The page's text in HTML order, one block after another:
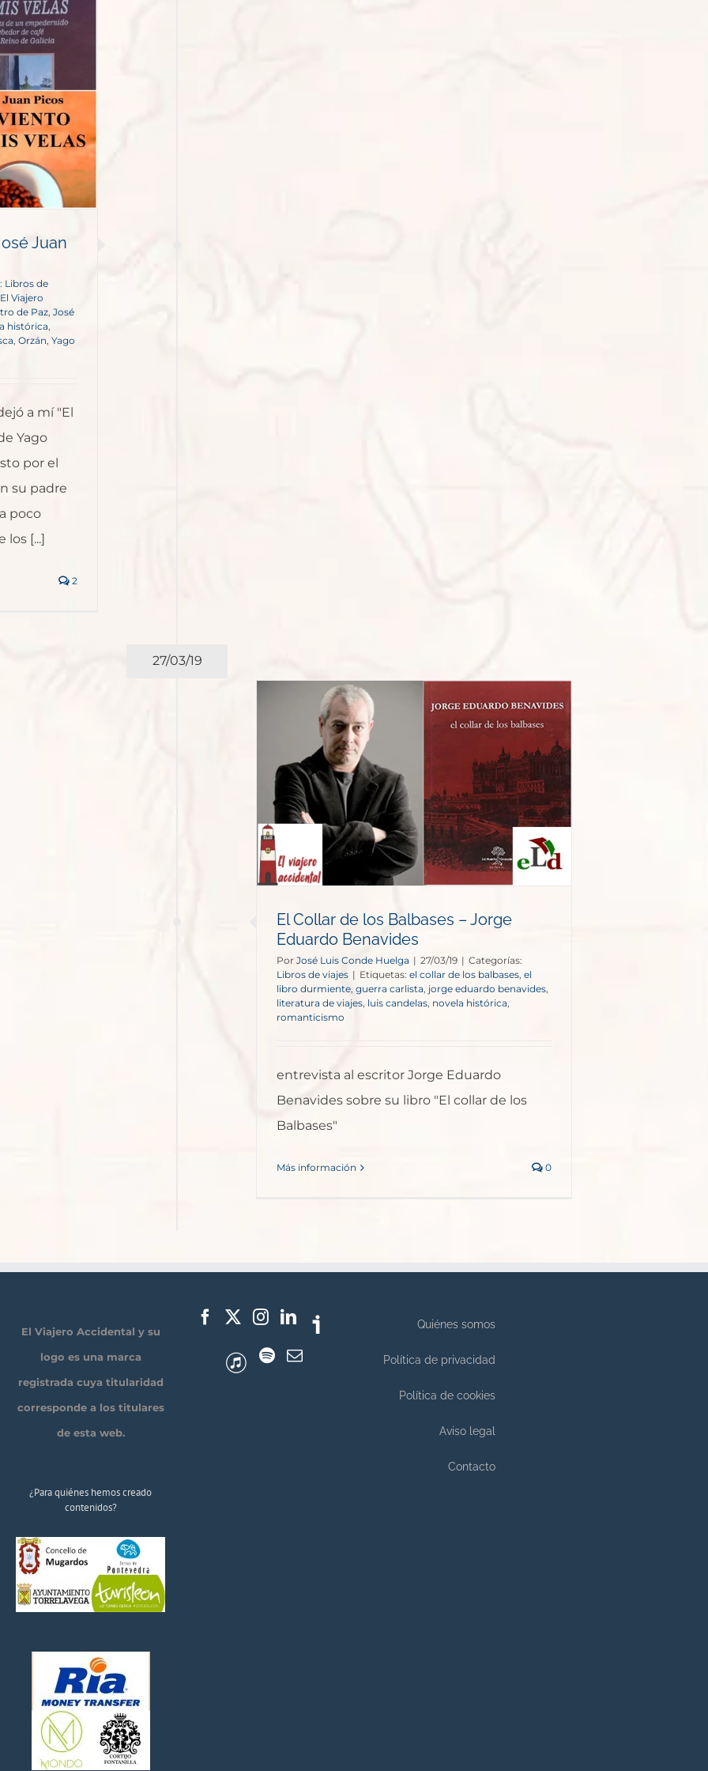
Juan
Libros de
El Viajero
de Paz, José
histórica,
Orzán Yago
a mí "El
Yago
por el
su padre
poco
los [...]
2
27/03/19
El Collar de los Balbases – Jorge
Eduardo Benavides
Por José Luis Conde Huelga | 27/03/19 | Categorías:
Libros de viajes | Etiquetas: el collar de los balbases, el
libro durmiente, guerra carlista, jorge eduardo benavides,
literatura de viajes, luis candelas, novela histórica,
romanticismo
entrevista al escritor Jorge Eduardo
Benavides sobre su libro "El collar de los
Balbases"
Más información 0
El Viajero Accidental y su
logo es una marca
registrada cuya titularidad
corresponde a los titulares
de esta web.
¿Para quiénes hemos creado
contenidos?
Quiénes somos
Política de privacidad
Política de cookies
Aviso legal
Contacto